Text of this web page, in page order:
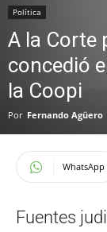
Política
A la Corte
concedió
la Coopi
Por Fernando Agüero
WhatsApp
Fuentes